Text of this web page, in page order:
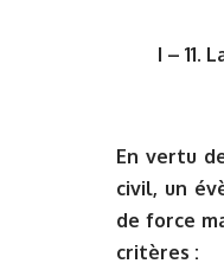
I – 11.
En vertu
civil, un
de force
critères :